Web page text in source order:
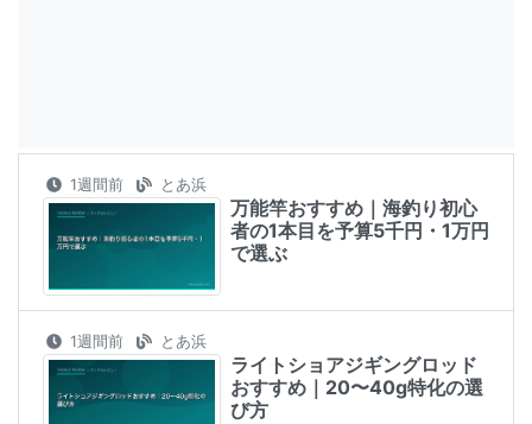
1週間前 とあ浜
万能竿おすすめ｜海釣り初心
者の1本目を予算5千円・1万円
で選ぶ
1週間前 とあ浜
ライトショアジギングロッド
おすすめ｜20〜40g特化の選
び方